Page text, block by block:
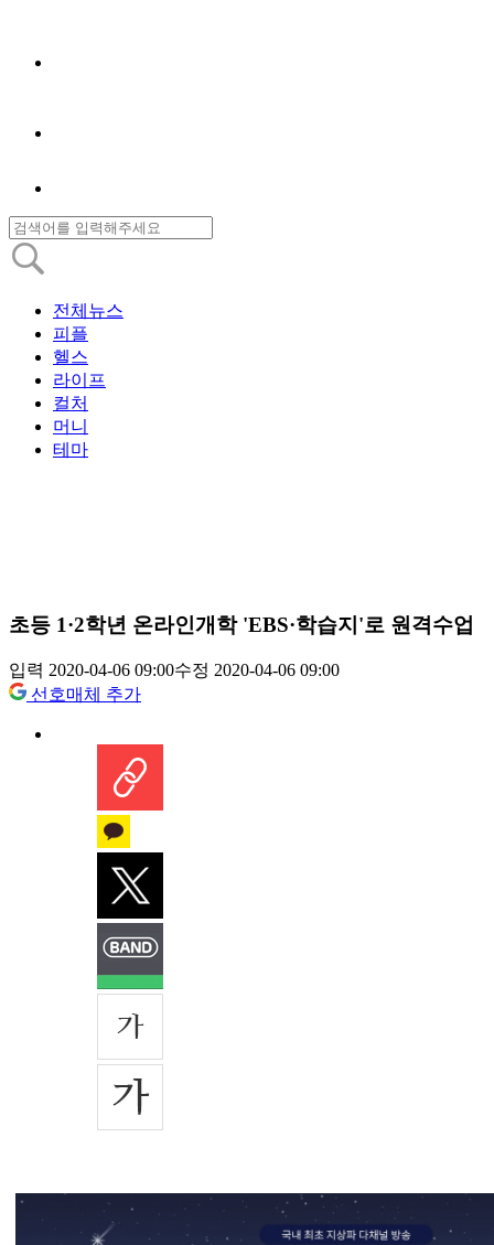
전체뉴스
피플
헬스
라이프
컬처
머니
테마
초등 1·2학년 온라인개학 'EBS·학습지'로 원격수업
입력 2020-04-06 09:00수정 2020-04-06 09:00
선호매체 추가